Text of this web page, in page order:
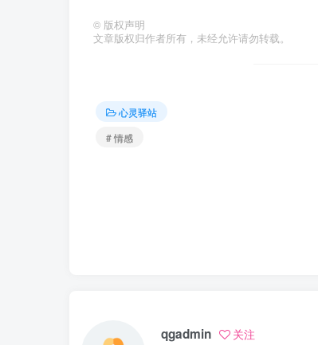
© 版权声明
文章版权归作者所有，未经允许请勿转载。
心灵驿站
# 情感
qgadmin 关注